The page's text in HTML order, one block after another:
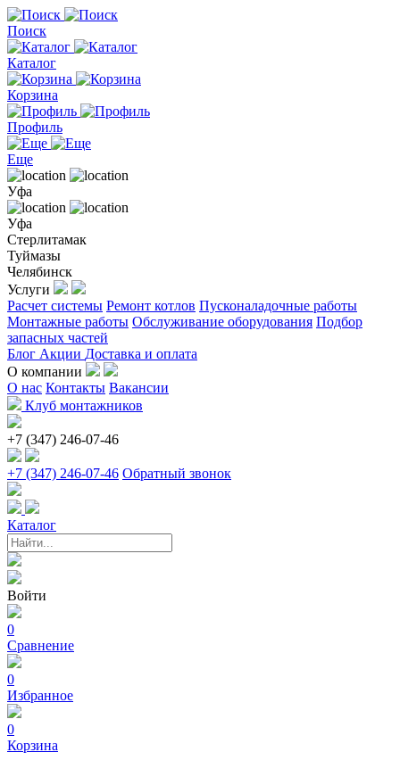
Поиск
Каталог
Корзина
Профиль
Еще
Уфа
Уфа
Стерлитамак
Туймазы
Челябинск
Услуги
Расчет системы Ремонт котлов Пусконаладочные работы
Монтажные работы Обслуживание оборудования Подбор
запасных частей
Блог Акции Доставка и оплата
О компании
О нас Контакты Вакансии
Клуб монтажников
+7 (347) 246-07-46
+7 (347) 246-07-46 Обратный звонок
Каталог
Войти
0
Сравнение
0
Избранное
0
Корзина